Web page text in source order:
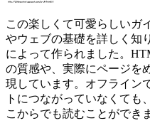
この楽しくて可愛らしいガ
やウェブの基礎を詳しく知
によって作られました。
の質感や、実際にページを
現しています。オフライン
トにつながっていなくても
こからでも読むことができ